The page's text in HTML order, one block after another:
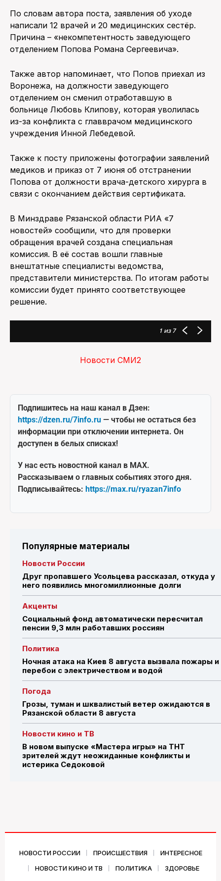
По словам автора поста, заявления об уходе
написали 12 врачей и 20 медицинских сестёр.
Причина – «некомпетентность заведующего
отделением Попова Романа Сергеевича».
Также автор напоминает, что Попов приехал из
Воронежа, на должности заведующего
отделением он сменил отработавшую в
больнице Любовь Клипову, которая уволилась
из-за конфликта с главврачом медицинского
учреждения Инной Лебедевой.
Также к посту приложены фотографии заявлений
медиков и приказ от 7 июня об отстранении
Попова от должности врача-детского хирурга в
связи с окончанием действия сертификата.
В Минздраве Рязанской области РИА «7
новостей» сообщили, что для проверки
обращения врачей создана специальная
комиссия. В её состав вошли главные
внештатные специалисты ведомства,
представители министерства. По итогам работы
комиссии будет принято соответствующее
решение.
1 из 7
Новости СМИ2
Подпишитесь на наш канал в Дзен:
https://dzen.ru/7info.ru — чтобы не остаться без
информации при отключении интернета. Он
доступен в белых списках!
У нас есть новостной канал в MAX.
Рассказываем о главных событиях этого дня.
Подписывайтесь: https://max.ru/ryazan7info
Популярные материалы
Новости России
Друг пропавшего Усольцева рассказал, откуда у
него появились многомиллионные долги
Акценты
Социальный фонд автоматически пересчитал
пенсии 9,3 млн работавших россиян
Политика
Ночная атака на Киев 8 августа вызвала пожары и
перебои с электричеством и водой
Погода
Грозы, туман и шквалистый ветер ожидаются в
Рязанской области 8 августа
Новости кино и ТВ
В новом выпуске «Мастера игры» на ТНТ
зрителей ждут неожиданные конфликты и
истерика Седоковой
НОВОСТИ РОССИИ ПРОИСШЕСТВИЯ
ИНТЕРЕСНОЕ
НОВОСТИ КИНО И ТВ
ПОЛИТИКА ЗДОРОВЬЕ